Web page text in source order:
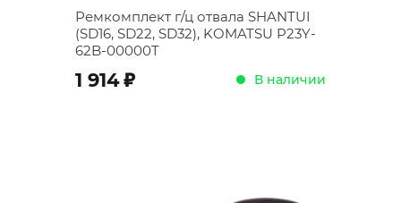
Ремкомплект г/ц отвала SHANTUI
(SD16, SD22, SD32), KOMATSU P23Y-
62B-00000T
1 914; В наличии